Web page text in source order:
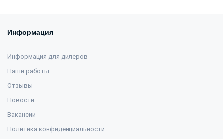
Информация
Информация для дилеров
Наши работы
Отзывы
Новости
Вакансии
Политика конфиденциальности